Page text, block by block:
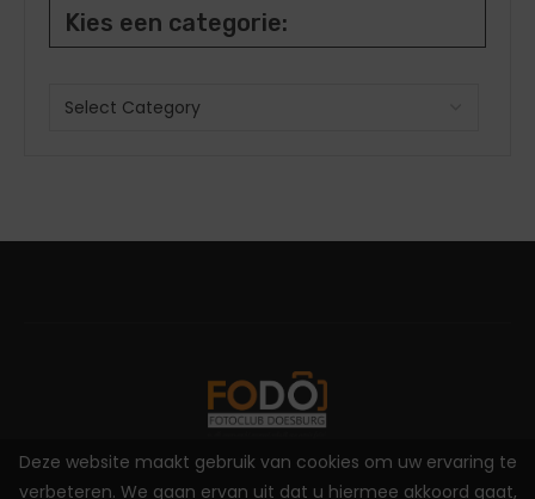
Kies een categorie:
2025 - Fotoclub Doesburg - byEasygraphics
Deze website maakt gebruik van cookies om uw ervaring te
verbeteren. We gaan ervan uit dat u hiermee akkoord gaat,